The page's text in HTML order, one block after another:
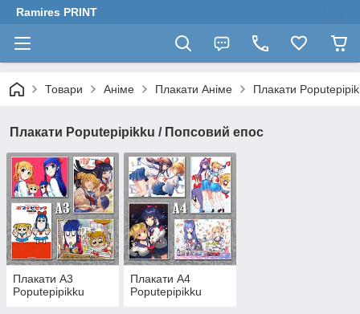
Ramires PRINT
Товари Аніме Плакати Аніме Плакати
Плакати Poputepipikku / Попсовий епос
Плакати А3
Poputepipikku
Плакати А4
Poputepipikku